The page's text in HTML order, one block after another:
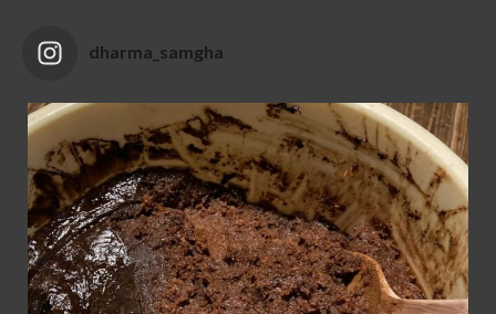
dharma_samgha